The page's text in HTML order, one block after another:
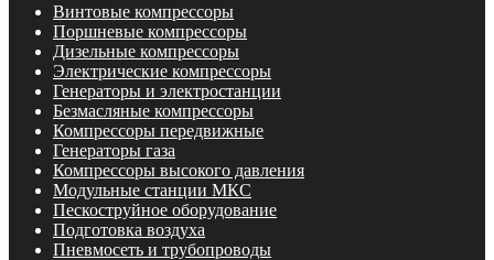
Винтовые компрессоры
Поршневые компрессоры
Дизельные компрессоры
Электрические компрессоры
Генераторы и электростанции
Безмасляные компрессоры
Компрессоры передвижные
Генераторы газа
Компрессоры высокого давления
Модульные станции МКС
Пескоструйное оборудование
Подготовка воздуха
Пневмосеть и трубопроводы